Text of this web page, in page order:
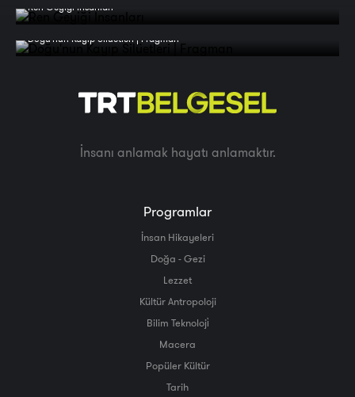
Ren Geyiği İnsanları
Doğu'nun Kayıp Silüetleri | Fragman
İnsanı anlamak hayatı anlamaktır.
Programlar
İnsan Hikayeleri
Doğa - Gezi
Lezzet
Kültür Antropoloji
Bilim Teknoloji̇
Macera
Popüler Kültür
Tarih